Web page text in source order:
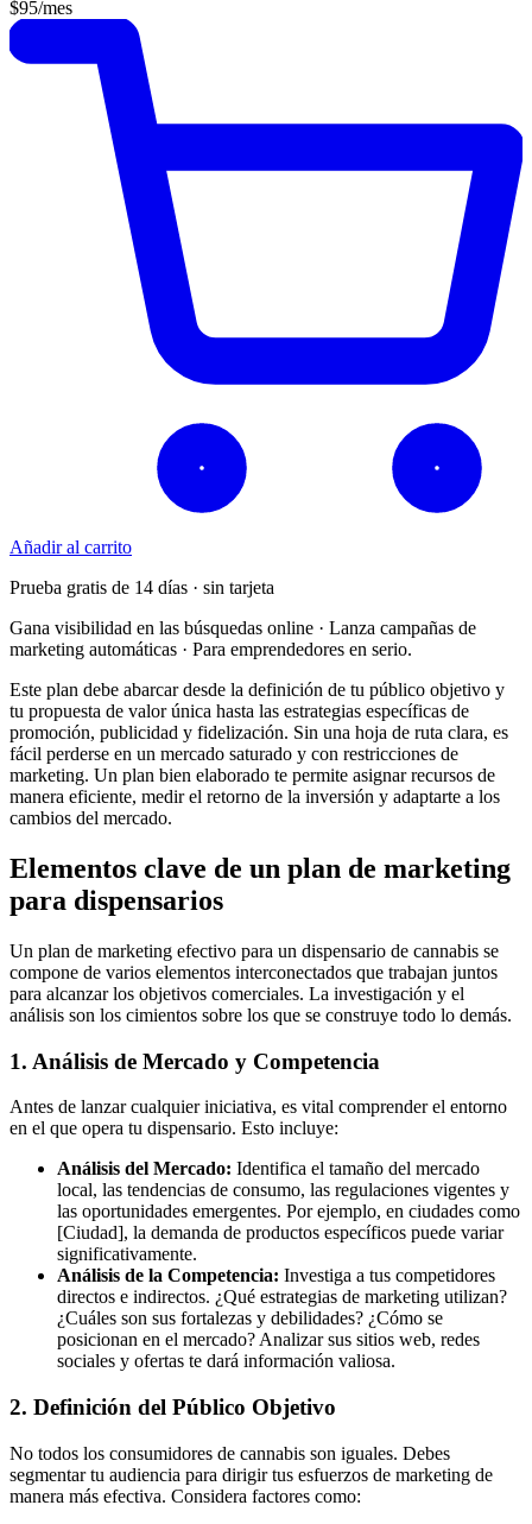
$95/mes
Añadir al carrito
Prueba gratis de 14 días · sin tarjeta
Gana visibilidad en las búsquedas online · Lanza campañas de
marketing automáticas · Para emprendedores en serio.
Este plan debe abarcar desde la definición de tu público objetivo y
tu propuesta de valor única hasta las estrategias específicas de
promoción, publicidad y fidelización. Sin una hoja de ruta clara, es
fácil perderse en un mercado saturado y con restricciones de
marketing. Un plan bien elaborado te permite asignar recursos de
manera eficiente, medir el retorno de la inversión y adaptarte a los
cambios del mercado.
Elementos clave de un plan de marketing
para dispensarios
Un plan de marketing efectivo para un dispensario de cannabis se
compone de varios elementos interconectados que trabajan juntos
para alcanzar los objetivos comerciales. La investigación y el
análisis son los cimientos sobre los que se construye todo lo demás.
1. Análisis de Mercado y Competencia
Antes de lanzar cualquier iniciativa, es vital comprender el entorno
en el que opera tu dispensario. Esto incluye:
Análisis del Mercado: Identifica el tamaño del mercado
local, las tendencias de consumo, las regulaciones vigentes y
las oportunidades emergentes. Por ejemplo, en ciudades como
[Ciudad], la demanda de productos específicos puede variar
significativamente.
Análisis de la Competencia: Investiga a tus competidores
directos e indirectos. ¿Qué estrategias de marketing utilizan?
¿Cuáles son sus fortalezas y debilidades? ¿Cómo se
posicionan en el mercado? Analizar sus sitios web, redes
sociales y ofertas te dará información valiosa.
2. Definición del Público Objetivo
No todos los consumidores de cannabis son iguales. Debes
segmentar tu audiencia para dirigir tus esfuerzos de marketing de
manera más efectiva. Considera factores como: